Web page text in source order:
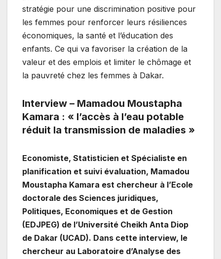
stratégie pour une discrimination positive pour
les femmes pour renforcer leurs résiliences
économiques, la santé et l’éducation des
enfants. Ce qui va favoriser la création de la
valeur et des emplois et limiter le chômage et
la pauvreté chez les femmes à Dakar.
Interview – Mamadou Moustapha
Kamara : « l’accès à l’eau potable
réduit la transmission de maladies »
Economiste, Statisticien et Spécialiste en
planification et suivi évaluation, Mamadou
Moustapha Kamara est chercheur à l’Ecole
doctorale des Sciences juridiques,
Politiques, Economiques et de Gestion
(EDJPEG) de l’Université Cheikh Anta Diop
de Dakar (UCAD). Dans cette interview, le
chercheur au Laboratoire d’Analyse des